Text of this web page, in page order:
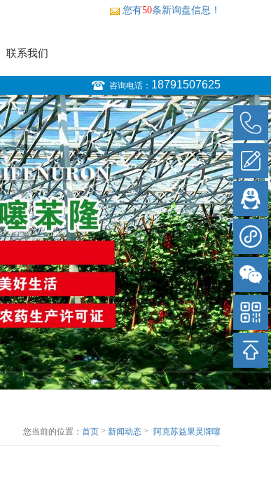
您有50条新询盘信息！
联系我们
咨询电话： 18791507625
您当前的位置： 首页 > 新闻动态 >
阿克苏益果灵牌噻